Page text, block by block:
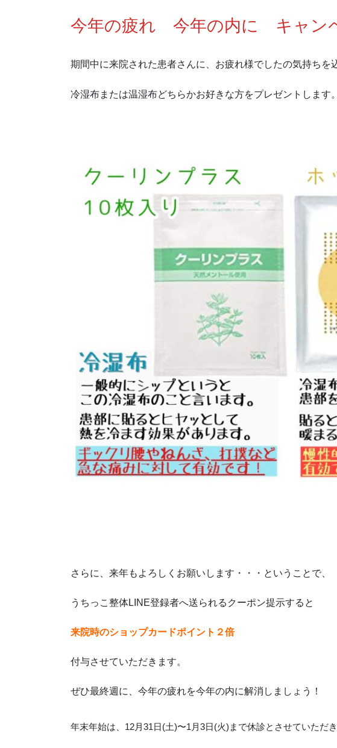
今年の疲れ 今年の内に キャン
期間中に来院された患者さんに、お疲れ様でしたの気持ちを
冷湿布または温湿布どちらかお好きな方をプレゼントします。
さらに、来年もよろしくお願いします・・・ということで、
うちっこ整体LINE登録者へ送られるクーポン提示すると
来院時のショップカードポイント２倍
付与させていただきます。
ぜひ最終週に、今年の疲れを今年の内に解消しましょう！
年末年始は、12月31日(土)〜1月3日(火)まで休診とさせていただき